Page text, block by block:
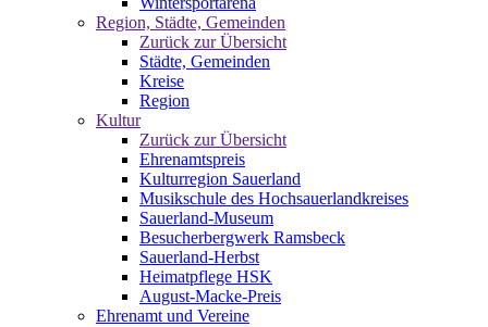
Region, Städte, Gemeinden
Zurück zur Übersicht
Städte, Gemeinden
Kreise
Region
Kultur
Zurück zur Übersicht
Ehrenamtspreis
Kulturregion Sauerland
Musikschule des Hochsauerlandkreises
Sauerland-Museum
Besucherbergwerk Ramsbeck
Sauerland-Herbst
Heimatpflege HSK
August-Macke-Preis
Ehrenamt und Vereine